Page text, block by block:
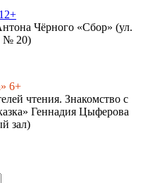
Чёрного «Сбор» (ул.
№ 20)
6+
чтения. Знакомство с
Геннадия Цыферова
зал)